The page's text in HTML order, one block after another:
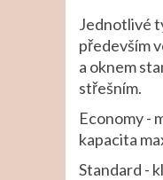
Jednotlivé
především
a oknem
střešním.
Economy -
kapacita
Standard -